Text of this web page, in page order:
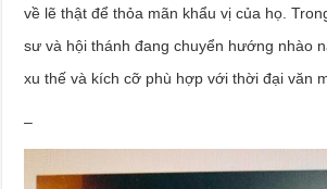
về lẽ thật để thỏa mãn khẩu vị của họ.
sư và hội thánh đang chuyển hướng nhào
xu thế và kích cỡ phù hợp với thời đại văn
–